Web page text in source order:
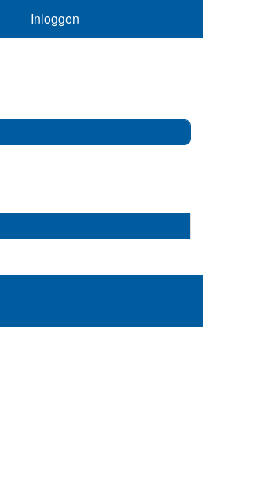
Inloggen